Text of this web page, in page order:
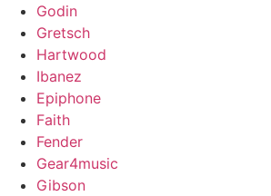
Godin
Gretsch
Hartwood
Ibanez
Epiphone
Faith
Fender
Gear4music
Gibson